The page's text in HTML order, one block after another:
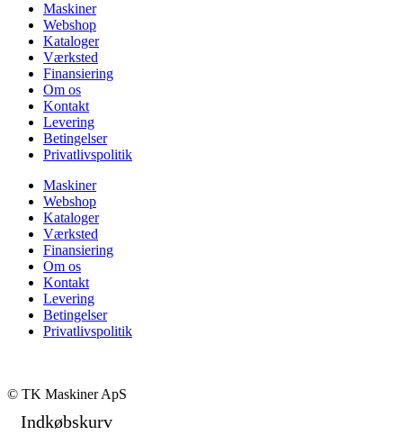
Maskiner
Webshop
Kataloger
Værksted
Finansiering
Om os
Kontakt
Levering
Betingelser
Privatlivspolitik
Maskiner
Webshop
Kataloger
Værksted
Finansiering
Om os
Kontakt
Levering
Betingelser
Privatlivspolitik
© TK Maskiner ApS
Indkøbskurv